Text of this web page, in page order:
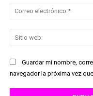
Guardar mi nombre,
navegador la próxima vez